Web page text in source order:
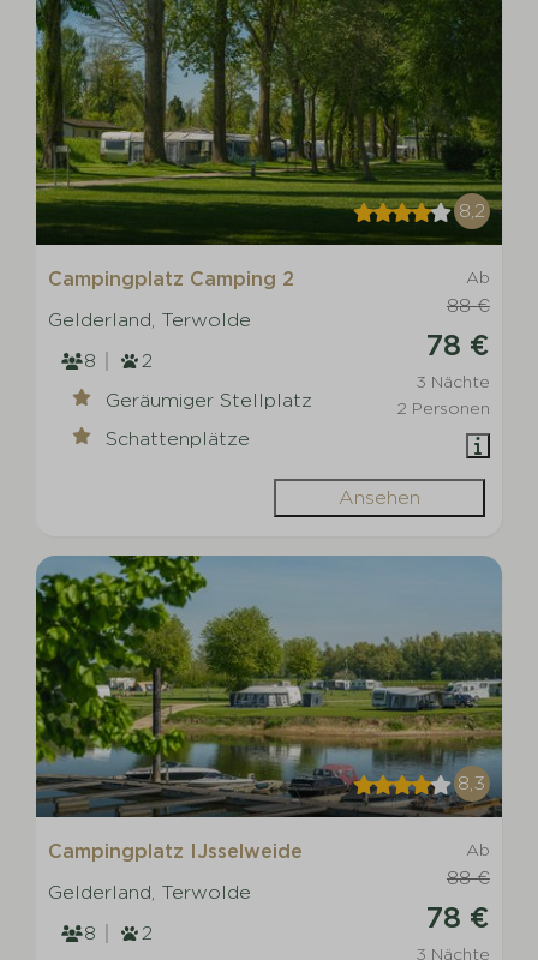
8,2
Ab
88 €
78 €
3 Nächte
2 Personen
Campingplatz Camping 2
Gelderland, Terwolde
8
2
Geräumiger Stellplatz
Schattenplätze
Ansehen
8,3
Ab
88 €
78 €
3 Nächte
Campingplatz IJsselweide
Gelderland, Terwolde
8
2